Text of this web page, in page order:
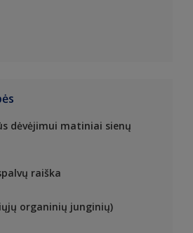
dėvėjimui matiniai sienų
raiška
organinių junginių)